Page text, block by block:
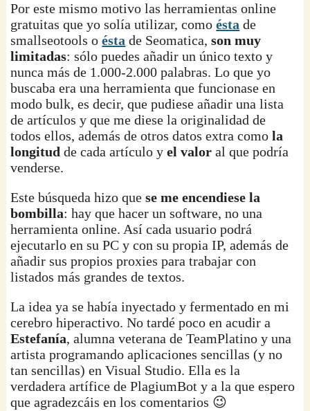
Por este mismo motivo las herramientas online
gratuitas que yo solía utilizar, comoésta de
smallseotools oésta de Seomatica,son muy
limitadas: sólo puedes añadir un único texto y
nunca más de 1.000-2.000 palabras. Lo que yo
buscaba era una herramienta que funcionase en
modo bulk, es decir, que pudiese añadir una lista
de artículos y que me diese la originalidad de
todos ellos, además de otros datos extra comola
longitud de cada artículo yel valor al que podría
venderse.
Este búsqueda hizo quese me encendiese la
bombilla: hay que hacer un software, no una
herramienta online. Así cada usuario podrá
ejecutarlo en su PC y con su propia IP, además de
añadir sus propios proxies para trabajar con
listados más grandes de textos.
La idea ya se había inyectado y fermentado en mi
cerebro hiperactivo. No tardé poco en acudir a
Estefanía, alumna veterana de TeamPlatino y una
artista programando aplicaciones sencillas (y no
tan sencillas) en Visual Studio. Ella es la
verdadera artífice de PlagiumBot y a la que espero
que agradezcáis en los comentarios 😉